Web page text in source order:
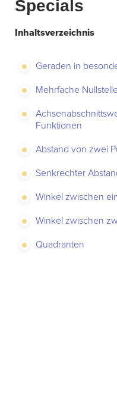
Specials
Inhaltsverzeichnis
Geraden in
Mehrfache
Funktionen
Abstand von zwei
Senkrechter
Winkel zwischen
Winkel zwischen
Quadranten